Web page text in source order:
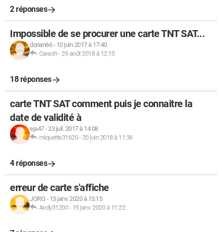
2 réponses
Impossible de se procurer une carte TNT SAT...
dorian66- 10 juin 2017 à 17:40
Carash-29 août 2018 à 12:10
18 réponses
carte TNT SAT comment puis je connaitre la
date de validité à
eja47-23 juil. 2017 à 14:08
miquette31620-20 juin 2018 à 11:36
4 réponses
erreur de carte s'affiche
JORO - 13 janv. 2020 à 15:15
Andy31200- 15 janv. 2020 à 11:22